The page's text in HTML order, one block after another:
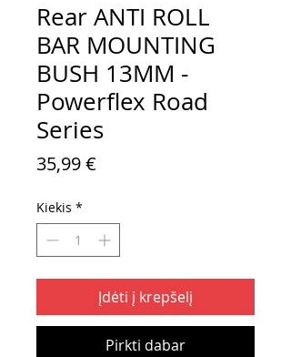
Rear ANTI ROLL
BAR MOUNTING
BUSH 13MM -
Powerflex Road
Series
35,99 €
Kiekis *
Įdėti į krepšelį
Pirkti dabar